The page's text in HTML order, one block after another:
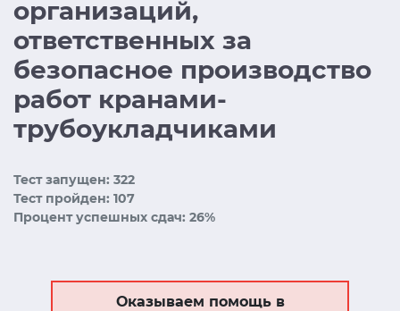
организаций,
ответственных за
безопасное производство
работ кранами-
трубоукладчиками
Тест запущен: 322
Тест пройден: 107
Процент успешных сдач: 26%
Оказываем помощь в